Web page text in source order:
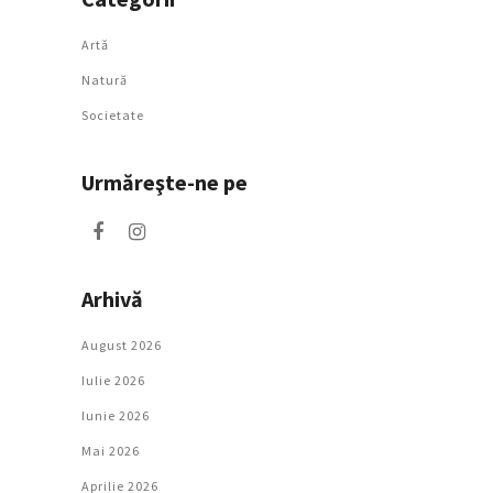
Artǎ
Natură
Societate
Urmăreşte-ne pe
Arhivă
August 2026
Iulie 2026
Iunie 2026
Mai 2026
Aprilie 2026